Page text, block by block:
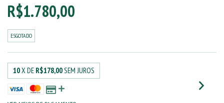
R$1.780,00
ESGOTADO
10X DE R$178,00SEM JUROS